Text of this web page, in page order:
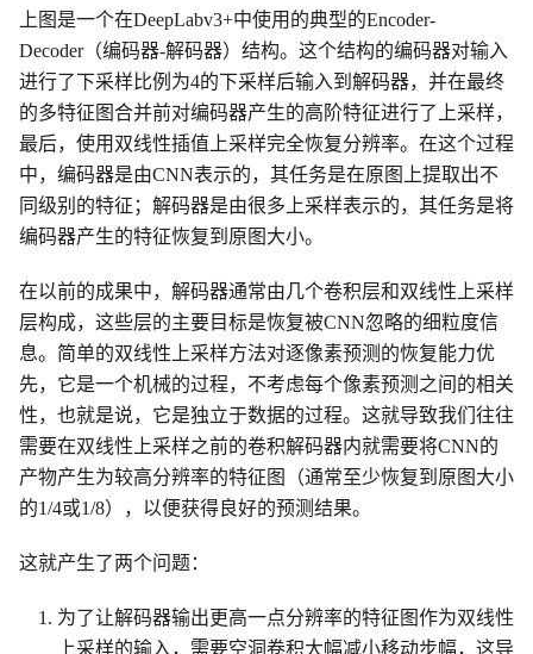
上图是一个在DeepLabv3+中使用的典型的Encoder-
Decoder（编码器-解码器）结构。这个结构的编码器对输入
进行了下采样比例为4的下采样后输入到解码器，并在最终
的多特征图合并前对编码器产生的高阶特征进行了上采样，
最后，使用双线性插值上采样完全恢复分辨率。在这个过程
中，编码器是由CNN表示的，其任务是在原图上提取出不
同级别的特征；解码器是由很多上采样表示的，其任务是将
编码器产生的特征恢复到原图大小。
在以前的成果中，解码器通常由几个卷积层和双线性上采样
层构成，这些层的主要目标是恢复被CNN忽略的细粒度信
息。简单的双线性上采样方法对逐像素预测的恢复能力优
先，它是一个机械的过程，不考虑每个像素预测之间的相关
性，也就是说，它是独立于数据的过程。这就导致我们往往
需要在双线性上采样之前的卷积解码器内就需要将CNN的
产物产生为较高分辨率的特征图（通常至少恢复到原图大小
的1/4或1/8），以便获得良好的预测结果。
这就产生了两个问题：
为了让解码器输出更高一点分辨率的特征图作为双线性
上采样的输入，需要空洞卷积大幅减小移动步幅，这导